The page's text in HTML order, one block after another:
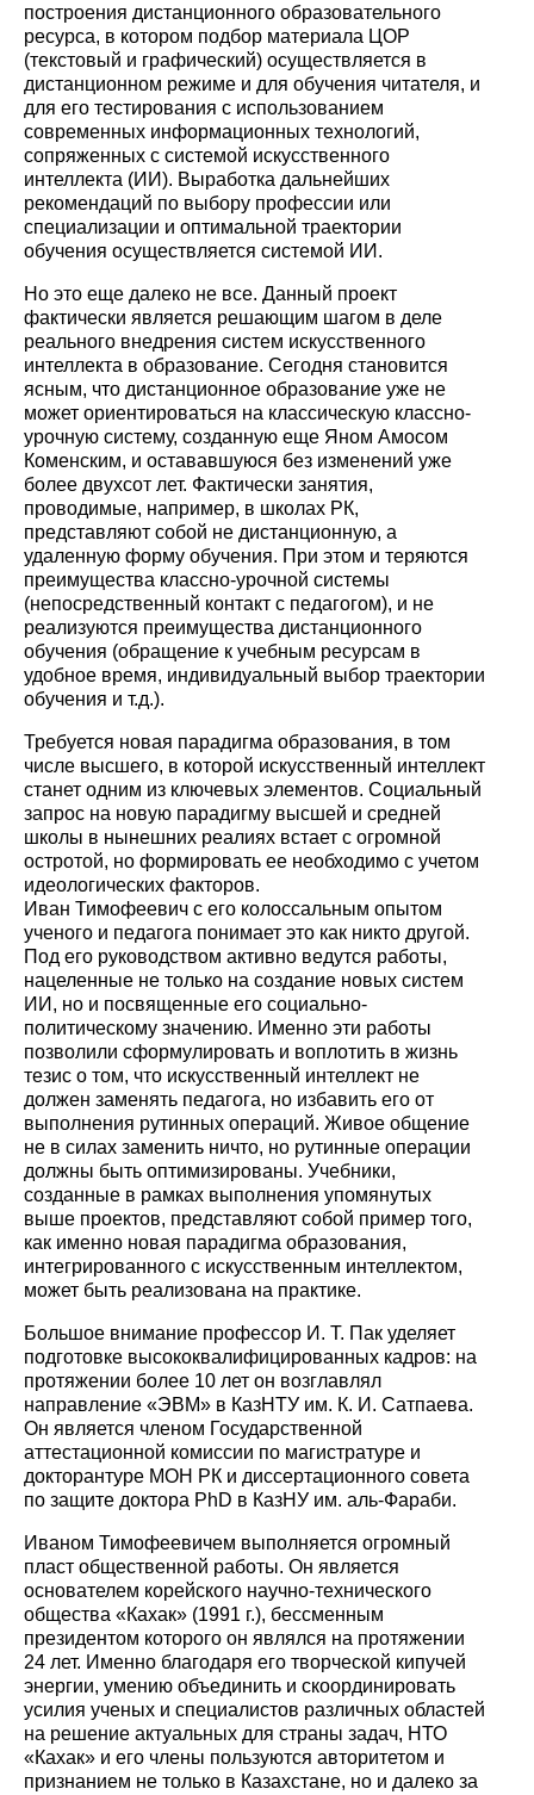
построения дистанционного образовательного
ресурса, в котором подбор материала ЦОР
(текстовый и графический) осуществляется в
дистанционном режиме и для обучения читателя, и
для его тестирования с использованием
современных информационных технологий,
сопряженных с системой искусственного
интеллекта (ИИ). Выработка дальнейших
рекомендаций по выбору профессии или
специализации и оптимальной траектории
обучения осуществляется системой ИИ.
Но это еще далеко не все. Данный проект
фактически является решающим шагом в деле
реального внедрения систем искусственного
интеллекта в образование. Сегодня становится
ясным, что дистанционное образование уже не
может ориентироваться на классическую классно-
урочную систему, созданную еще Яном Амосом
Коменским, и остававшуюся без изменений уже
более двухсот лет. Фактически занятия,
проводимые, например, в школах РК,
представляют собой не дистанционную, а
удаленную форму обучения. При этом и теряются
преимущества классно-урочной системы
(непосредственный контакт с педагогом), и не
реализуются преимущества дистанционного
обучения (обращение к учебным ресурсам в
удобное время, индивидуальный выбор траектории
обучения и т.д.).
Требуется новая парадигма образования, в том
числе высшего, в которой искусственный интеллект
станет одним из ключевых элементов. Социальный
запрос на новую парадигму высшей и средней
школы в нынешних реалиях встает с огромной
остротой, но формировать ее необходимо с учетом
идеологических факторов.
Иван Тимофеевич с его колоссальным опытом
ученого и педагога понимает это как никто другой.
Под его руководством активно ведутся работы,
нацеленные не только на создание новых систем
ИИ, но и посвященные его социально-
политическому значению. Именно эти работы
позволили сформулировать и воплотить в жизнь
тезис о том, что искусственный интеллект не
должен заменять педагога, но избавить его от
выполнения рутинных операций. Живое общение
не в силах заменить ничто, но рутинные операции
должны быть оптимизированы. Учебники,
созданные в рамках выполнения упомянутых
выше проектов, представляют собой пример того,
как именно новая парадигма образования,
интегрированного с искусственным интеллектом,
может быть реализована на практике.
Большое внимание профессор И. Т. Пак уделяет
подготовке высококвалифицированных кадров: на
протяжении более 10 лет он возглавлял
направление «ЭВМ» в КазНТУ им. К. И. Сатпаева.
Он является членом Государственной
аттестационной комиссии по магистратуре и
докторантуре МОН РК и диссертационного совета
по защите доктора PhD в КазНУ им. аль-Фараби.
Иваном Тимофеевичем выполняется огромный
пласт общественной работы. Он является
основателем корейского научно-технического
общества «Кахак» (1991 г.), бессменным
президентом которого он являлся на протяжении
24 лет. Именно благодаря его творческой кипучей
энергии, умению объединить и скоординировать
усилия ученых и специалистов различных областей
на решение актуальных для страны задач, НТО
«Кахак» и его члены пользуются авторитетом и
признанием не только в Казахстане, но и далеко за